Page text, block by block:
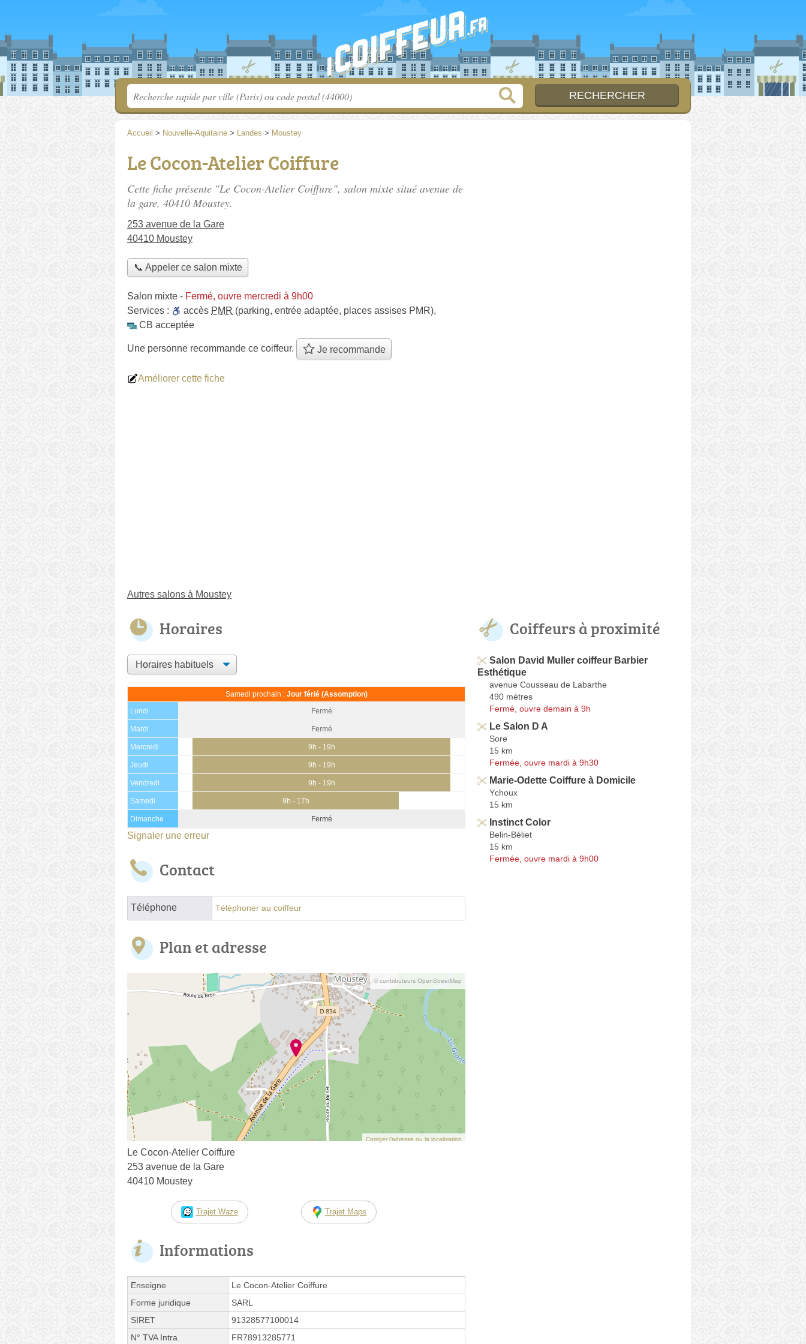
Accueil > Nouvelle-Aquitaine > Landes > Moustey
Le Cocon-Atelier Coiffure
Cette fiche présente "Le Cocon-Atelier Coiffure", salon mixte situé avenue de
la gare, 40410 Moustey.
253 avenue de la Gare
40410 Moustey
📞 Appeler ce salon mixte
Salon mixte - Fermé, ouvre mercredi à 9h00
Services :
accès PMR (parking, entrée adaptée, places assises PMR),
CB acceptée
Une personne recommande ce coiffeur. Je recommande
Améliorer cette fiche
Autres salons à Moustey
Horaires
Samedi prochain : Jour férié (Assomption)
Lundi Fermé
Mardi Fermé
Mercredi 9h - 19h
Jeudi 9h - 19h
Vendredi 9h - 19h
Samedi 9h - 17h
Dimanche Fermé
Signaler une erreur
Contact
Téléphone Téléphoner au coiffeur
Plan et adresse
© contributeurs OpenStreetMap
Corriger l’adresse ou la localisation
Le Cocon-Atelier Coiffure
253 avenue de la Gare
40410 Moustey
Trajet Waze Trajet Maps
Informations
Enseigne
Le Cocon-Atelier Coiffure
Forme juridique
SARL
SIRET
91328577100014
N° TVA Intra.
FR78913285771
Coiffeurs à proximité
Salon David Muller coiffeur Barbier
Esthétique
avenue Cousseau de Labarthe
490 mètres
Fermé, ouvre demain à 9h
Le Salon D A
Sore
15 km
Fermée, ouvre mardi à 9h30
Marie-Odette Coiffure à Domicile
Ychoux
15 km
Instinct Color
Belin-Béliet
15 km
Fermée, ouvre mardi à 9h00